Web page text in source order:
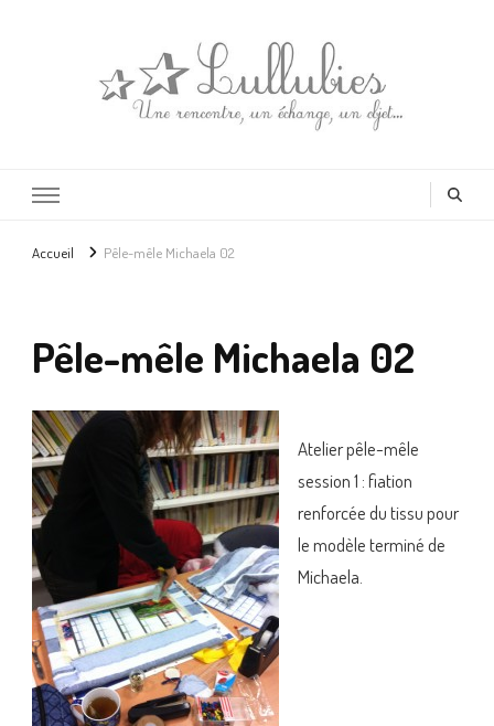
Accueil Pêle-mêle Michaela 02
Pêle-mêle Michaela 02
Atelier pêle-mêle
session 1 : fiation
renforcée du tissu pour
le modèle terminé de
Michaela.